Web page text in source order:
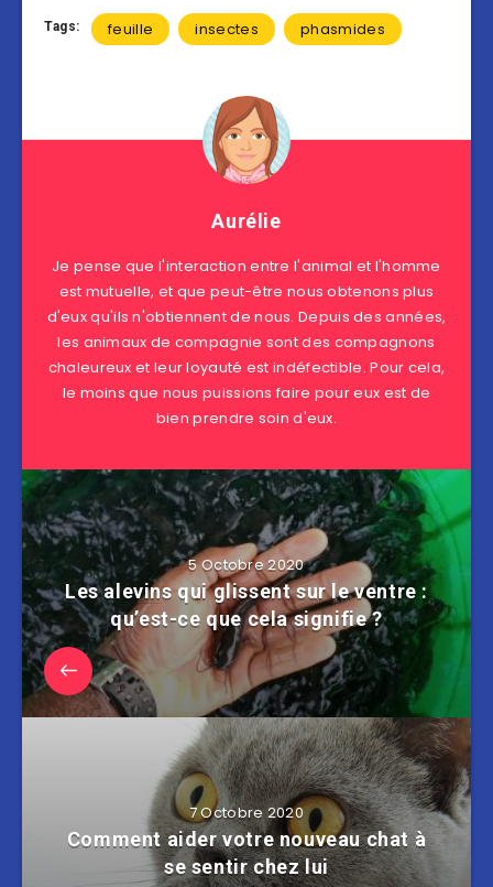
Tags: feuille insectes phasmides
Aurélie
Je pense que l'interaction entre l'animal et l'homme
est mutuelle, et que peut-être nous obtenons plus
d'eux qu'ils n'obtiennent de nous. Depuis des années,
les animaux de compagnie sont des compagnons
chaleureux et leur loyauté est indéfectible. Pour cela,
le moins que nous puissions faire pour eux est de
bien prendre soin d'eux.
5 Octobre 2020
Les alevins qui glissent sur le ventre :
qu’est-ce que cela signifie ?
7 Octobre 2020
Comment aider votre nouveau chat à
se sentir chez lui